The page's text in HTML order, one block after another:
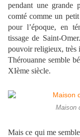
pendant une grande
comté comme un
pour l’époque, en
tissage de Saint-
pouvoir religieux, très
Thérouanne semble
XIème siècle.
Maison
Mais ce qui me